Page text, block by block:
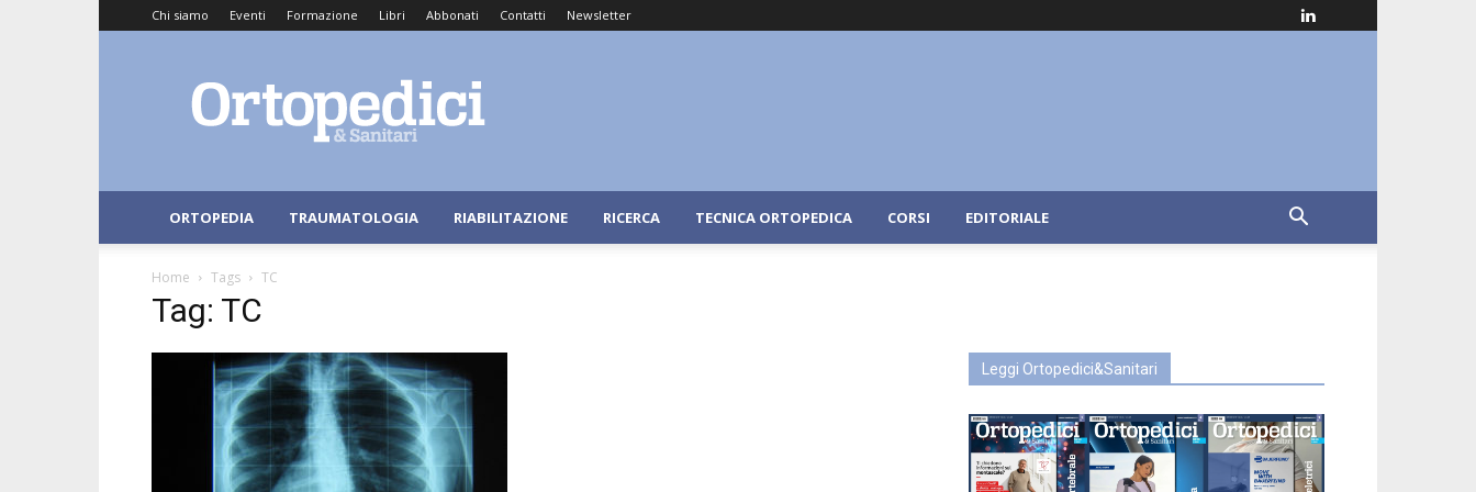
Chi siamo Eventi Formazione Libri Abbonati Contatti Newsletter
e
Sanitari
ORTOPEDIA TRAUMATOLOGIA RIABILITAZIONE RICERCA TECNICA ORTOPEDICA CORSI EDITORIALE
Home Tags TC
Tag: TC
Leggi Ortopedici&Sanitari